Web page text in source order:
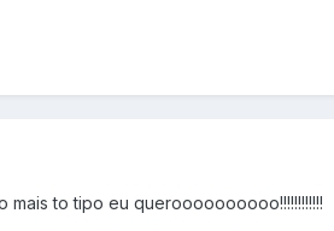
to tipo eu queroooooooooo!!!!!!!!!!!!